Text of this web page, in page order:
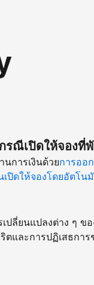
รณีเปิดให้จองที่
นการเงินด้วยการออ
เปิดให้จองโดยอัตโน
ปลี่ยนแปลงต่าง ๆ ข
ตและการปฏิเสธการ